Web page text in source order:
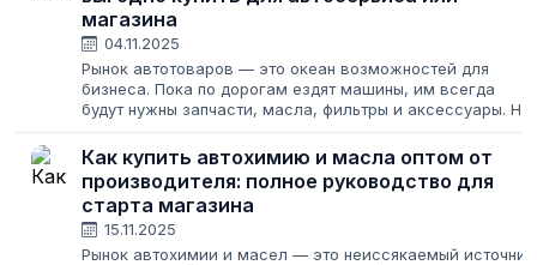
магазина
04.11.2025
Рынок автотоваров — это океан возможностей для
бизнеса. Пока по дорогам ездят машины, им всегда
будут нужны запчасти, масла, фильтры и аксессуары. Но
недобросовестные поставщики и риск...
Как купить автохимию и масла оптом от
производителя: полное руководство для
старта магазина
15.11.2025
Рынок автохимии и масел — это неиссякаемый источник